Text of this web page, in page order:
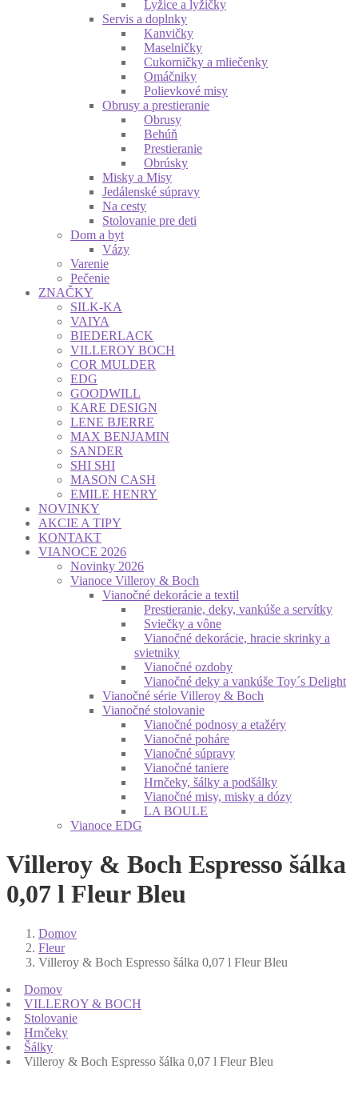
Lyžice a lyžičky
Servis a doplnky
Kanvičky
Maselničky
Cukorničky a mliečenky
Omáčniky
Polievkové misy
Obrusy a prestieranie
Obrusy
Behúň
Prestieranie
Obrúsky
Misky a Misy
Jedálenské súpravy
Na cesty
Stolovanie pre deti
Dom a byt
Vázy
Varenie
Pečenie
ZNAČKY
SILK-KA
VAIYA
BIEDERLACK
VILLEROY BOCH
COR MULDER
EDG
GOODWILL
KARE DESIGN
LENE BJERRE
MAX BENJAMIN
SANDER
SHI SHI
MASON CASH
EMILE HENRY
NOVINKY
AKCIE A TIPY
KONTAKT
VIANOCE 2026
Novinky 2026
Vianoce Villeroy & Boch
Vianočné dekorácie a textil
Prestieranie, deky, vankúše a servítky
Sviečky a vône
Vianočné dekorácie, hracie skrinky a
svietniky
Vianočné ozdoby
Vianočné deky a vankúše Toy´s Delight
Vianočné série Villeroy & Boch
Vianočné stolovanie
Vianočné podnosy a etažéry
Vianočné poháre
Vianočné súpravy
Vianočné taniere
Hrnčeky, šálky a podšálky
Vianočné misy, misky a dózy
LA BOULE
Vianoce EDG
Villeroy & Boch Espresso šálka
0,07 l Fleur Bleu
Domov
Fleur
Villeroy & Boch Espresso šálka 0,07 l Fleur Bleu
Domov
VILLEROY & BOCH
Stolovanie
Hrnčeky
Šálky
Villeroy & Boch Espresso šálka 0,07 l Fleur Bleu